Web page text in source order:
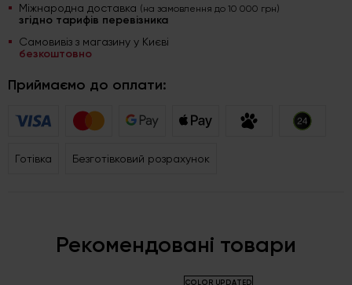
Міжнародна доставка (на замовлення до 10 000 грн)
згідно тарифів перевізника
Самовивіз з магазину у Києві
безкоштовно
Приймаємо до оплати:
Готівка Безготівковий розрахунок
Рекомендовані товари
СOLOR UPDATED